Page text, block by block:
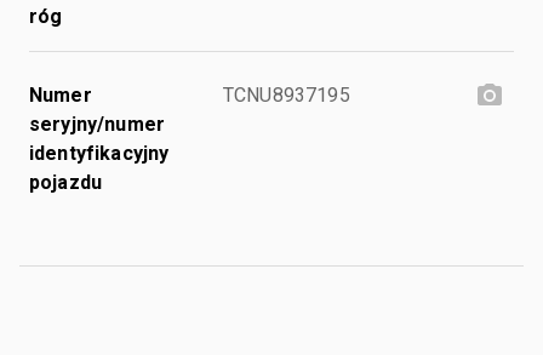
róg
Numer
seryjny/numer
identyfikacyjny
pojazdu
TCNU8937195